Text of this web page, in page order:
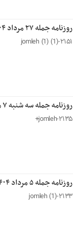
روزنامه جمله ۲۷ مرداد ۱۴۰۴
۲۱۵۱-jomleh (1) (1)
روزنامه جمله سه شنبه ۷ مرداد ۱۴۰۴
۲۱۳۵-jomleh+
روزنامه جمله ۵ مرداد ۱۴۰۴
۲۱۳۳-jomleh (1)